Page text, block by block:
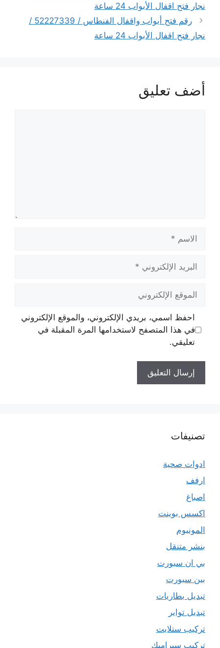
نجار فتح اقفال الأبواب 24 ساعة
رقم فتح أبواب واقفال الفنطاس / 52227339 /
نجار فتح اقفال الأبواب 24 ساعة
أضف تعليق
الاسم
البريد
الإلكتروني
الموقع
الإلكتروني
احفظ اسمي، بريدي الإلكتروني، والموقع الإلكتروني
في هذا المتصفح لاستخدامها المرة المقبلة في
تعليقي.
تصنيفات
ادوات صحية
ارفف
اصباغ
اكسس بوينت
المونيوم
بنشر متنقل
بي ان سبورت
بين سبورت
تبديل بطاريات
تبديل تواير
تركيب ستلايت
تركيب سيراميك